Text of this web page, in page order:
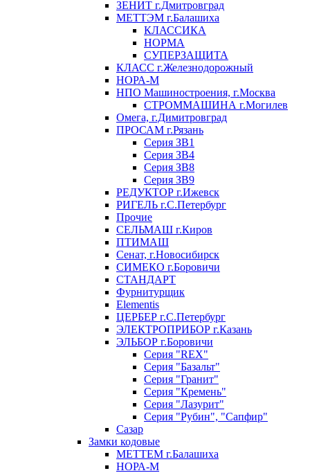
ЗЕНИТ г.Дмитровград
МЕТТЭМ г.Балашиха
КЛАССИКА
НОРМА
СУПЕРЗАЩИТА
КЛАСС г.Железнодорожный
НОРА-М
НПО Машиностроения, г.Москва
СТРОММАШИНА г.Могилев
Омега, г.Димитровград
ПРОСАМ г.Рязань
Серия ЗВ1
Серия ЗВ4
Серия ЗВ8
Серия ЗВ9
РЕДУКТОР г.Ижевск
РИГЕЛЬ г.С.Петербург
Прочие
СЕЛЬМАШ г.Киров
ПТИМАШ
Сенат, г.Новосибирск
СИМЕКО г.Боровичи
СТАНДАРТ
Фурнитурщик
Elementis
ЦЕРБЕР г.С.Петербург
ЭЛЕКТРОПРИБОР г.Казань
ЭЛЬБОР г.Боровичи
Серия "REX"
Серия "Базальт"
Серия "Гранит"
Серия "Кремень"
Серия "Лазурит"
Серия "Рубин", "Сапфир"
Сазар
Замки кодовые
МЕТТЕМ г.Балашиха
НОРА-М